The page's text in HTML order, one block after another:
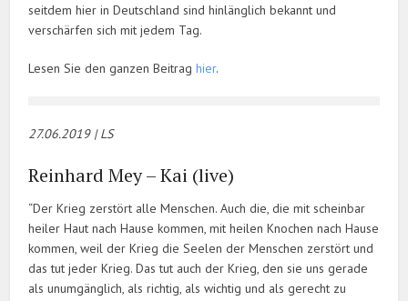
seitdem hier in Deutschland sind hinlänglich bekannt und
verschärfen sich mit jedem Tag.
Lesen Sie den ganzen Beitraghier.
27.06.2019 | LS
Reinhard Mey – Kai (live)
“Der Krieg zerstört alle Menschen. Auch die, die mit scheinbar
heiler Haut nach Hause kommen, mit heilen Knochen nach Hause
kommen, weil der Krieg die Seelen der Menschen zerstört und
das tut jeder Krieg. Das tut auch der Krieg, den sie uns gerade
als unumgänglich, als richtig, als wichtig und als gerecht zu